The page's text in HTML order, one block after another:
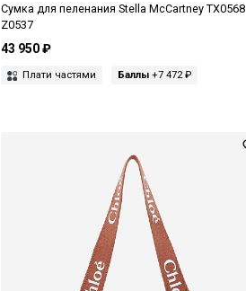
Сумка для пеленания Stella McCartney TX0568
Z0537
43 950 ₽
Плати частями Баллы +7 472 ₽